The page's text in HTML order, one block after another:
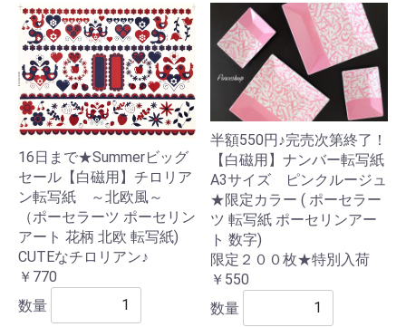
16日まで★Summerビッグ
セール【白磁用】チロリア
ン転写紙 ～北欧風～
（ポーセラーツ ポーセリン
アート 花柄 北欧 転写紙)
CUTEなチロリアン♪
￥770
数量
半額550円♪完売次第終了！
【白磁用】ナンバー転写紙
A3サイズ ピンクルージュ
★限定カラー ( ポーセラー
ツ 転写紙 ポーセリンアー
ト 数字)
限定２００枚★特別入荷
￥550
数量